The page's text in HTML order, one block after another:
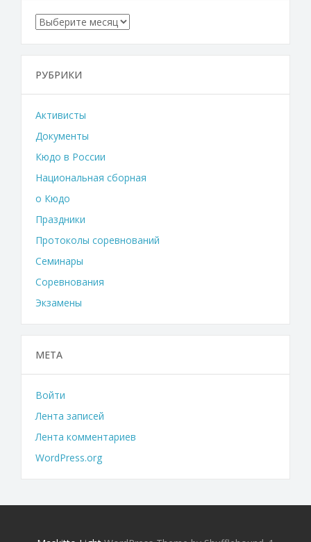
Архивы
РУБРИКИ
Активисты
Документы
Кюдо в России
Национальная сборная
о Кюдо
Праздники
Протоколы соревнований
Семинары
Соревнования
Экзамены
МЕТА
Войти
Лента записей
Лента комментариев
WordPress.org